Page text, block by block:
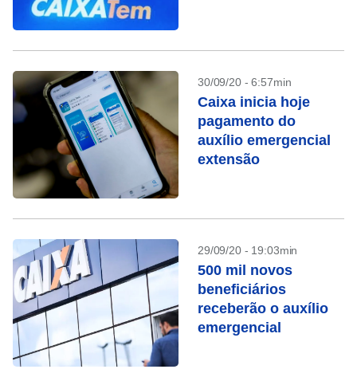
30/09/20 - 6:57min
Caixa inicia hoje
pagamento do
auxílio emergencial
extensão
29/09/20 - 19:03min
500 mil novos
beneficiários
receberão o auxílio
emergencial